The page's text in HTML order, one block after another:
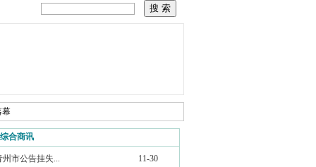
幕
综合商讯
州市公告挂失...
11-30